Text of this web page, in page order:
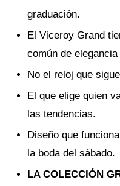
graduación.
El Viceroy Grand
común de
No el reloj que
El que elige quien
las tendencias.
Diseño que
la boda del sábado.
LA COLECCIÓN